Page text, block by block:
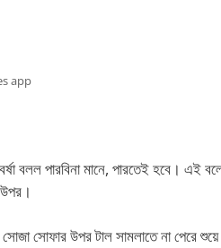
app
বলল পারবিনা মানে, পারতেই হবে। এই
সোফার উপর টাল সামলাতে না পেরে